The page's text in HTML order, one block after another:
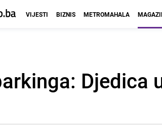
VIJESTI BIZNIS METROMAHALA
Djedica